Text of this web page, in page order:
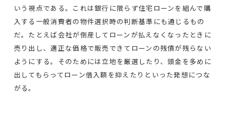
いう視点である。これは銀行に限らず住宅ローンを組んで購
入する一般消費者の物件選択時の判断基準にも通じるもの
だ。たとえば会社が倒産してローンが払えなくなったときに
売り出し、適正な価格で販売できてローンの残債が残らない
ようにする。そのためには立地を厳選したり、頭金を多めに
出してもらってローン借入額を抑えたりといった発想につな
がる。